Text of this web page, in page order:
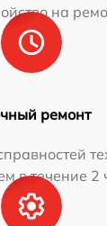
на
ремонт
в течение 2